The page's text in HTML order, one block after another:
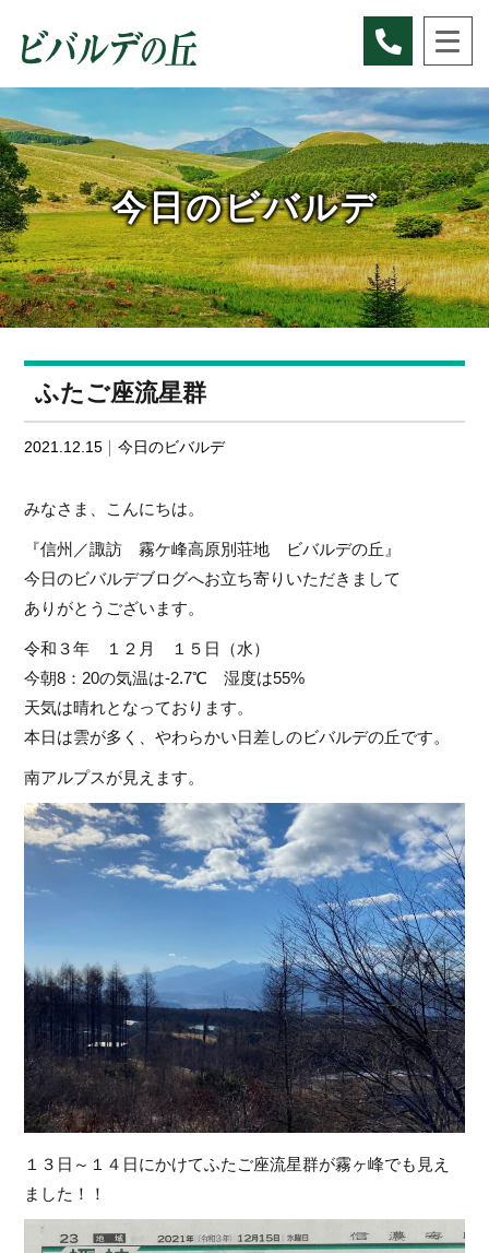
今日のビバルデ
ふたご座流星群
2021.12.15 今日のビバルデ
みなさま、こんにちは。
『信州／諏訪 霧ケ峰高原別荘地 ビバルデの丘』
今日のビバルデブログへお立ち寄りいただきまして
ありがとうございます。
令和３年 １２月 １５日（水）
今朝8：20の気温は-2.7℃ 湿度は55%
天気は晴れとなっております。
本日は雲が多く、やわらかい日差しのビバルデの丘です。
南アルプスが見えます。
１３日～１４日にかけてふたご座流星群が霧ヶ峰でも見え
ました！！